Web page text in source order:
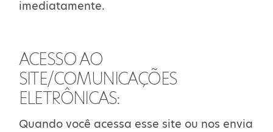
imediatamente.
ACESSO AO
SITE/COMUNICAÇÕES
ELETRÔNICAS:
Quando você acessa esse site ou nos envia